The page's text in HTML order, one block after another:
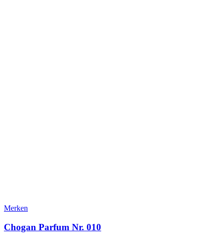
Merken
Chogan Parfum Nr. 010